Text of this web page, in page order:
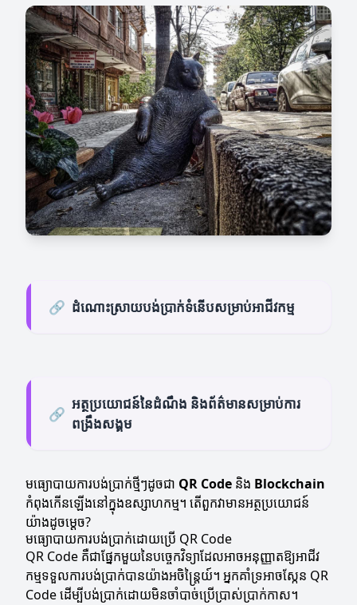
🔗 ដំណោះស្រាយបង់ប្រាក់ទំនើបសម្រាប់អាជីវកម្ម
🔗
អត្ថប្រយោជន៍នៃដំណឹង និងព័ត៌មានសម្រាប់ការ
ពង្រឹងសង្គម
មធ្យោបាយការបង់ប្រាក់ថ្មីៗដូចជា QR Code និង Blockchain
កំពុងកើនឡើងនៅក្នុងឧស្សាហកម្ម។ តើពួកវាមានអត្ថប្រយោជន៍
យ៉ាងដូចម្ដេច?
មធ្យោបាយការបង់ប្រាក់ដោយប្រើ QR Code
QR Code គឺជាផ្នែកមួយនៃបច្ចេកវិទ្យាដែលអាចអនុញ្ញាតឱ្យអាជីវ
កម្មទទួលការបង់ប្រាក់បានយ៉ាងអចិន្ត្រៃយ៍។ អ្នកគាំទ្រអាចស្កែន QR
Code ដើម្បីបង់ប្រាក់ដោយមិនចាំបាច់ប្រើប្រាស់ប្រាក់កាស។